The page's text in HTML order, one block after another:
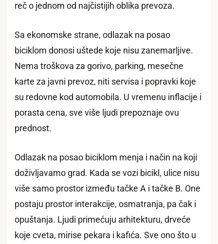
reč o jednom od najčistijih oblika prevoza.
Sa ekonomske strane, odlazak na posao
biciklom donosi uštede koje nisu zanemarljive.
Nema troškova za gorivo, parking, mesečne
karte za javni prevoz, niti servisa i popravki koje
su redovne kod automobila. U vremenu inflacije i
porasta cena, sve više ljudi prepoznaje ovu
prednost.
Odlazak na posao biciklom menja i način na koji
doživljavamo grad. Kada se vozi bicikl, ulice nisu
više samo prostor između tačke A i tačke B. One
postaju prostor interakcije, osmatranja, pa čak i
opuštanja. Ljudi primećuju arhitekturu, drveće
koje cveta, mirise pekara i kafića. Sve ono što u